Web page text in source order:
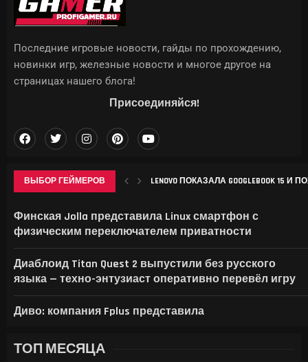
ВЫБОР ГЕЙМЕРОВ LENOVO ПОКАЗАЛА GOOGLEBOOK 15 И
Финская Jolla представила Linux смартфон с
физическим переключателем приватности
Диаблоид Titan Quest 2 выпустили без русского
языка — техно-энтузиаст оперативно перевёл игру
Диво: компания Fplus представила
Последние игровые новости, гайды по прохождению,
новинки игр, железные новости и многое другое на
страницах нашего блога!
Присоединяйся!
ТОП МЕСЯЦА